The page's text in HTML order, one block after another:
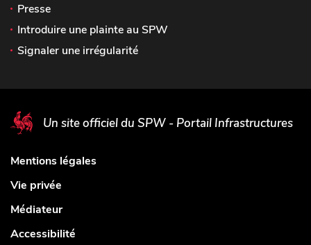
Presse
Introduire une plainte au SPW
Signaler une irrégularité
Un site officiel du SPW - Portail Infrastructures
Mentions légales
Vie privée
Médiateur
Accessibilité